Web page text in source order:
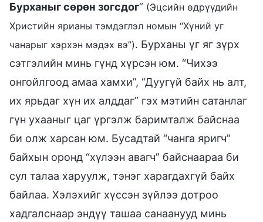
Бурханыг сөрөн зогсдог” (Эцсийн өдрүүдийн
Христийн ярианы тэмдэглэл номын “Хүний уг
чанарыг хэрхэн мэдэх вэ”). Бурханы үг яг зүрх
сэтгэлийн минь гүнд хүрсэн юм. “Чихээ
онгойлгоод амаа хамхи”, “Дуугүй байх нь алт,
их ярьдаг хүн их алддаг” гэх мэтийн сатанлаг
гүн ухааныг цаг үргэлж баримталж байснаа
би олж харсан юм. Бусадтай “чанга яригч”
байхын оронд “хүлээн авагч” байснаараа би
сул талаа харуулж, тэнэг харагдахгүй байх
байлаа. Хэлэхийг хүссэн зүйлээ дотроо
хадгалснаар эндүү ташаа санаанууд минь